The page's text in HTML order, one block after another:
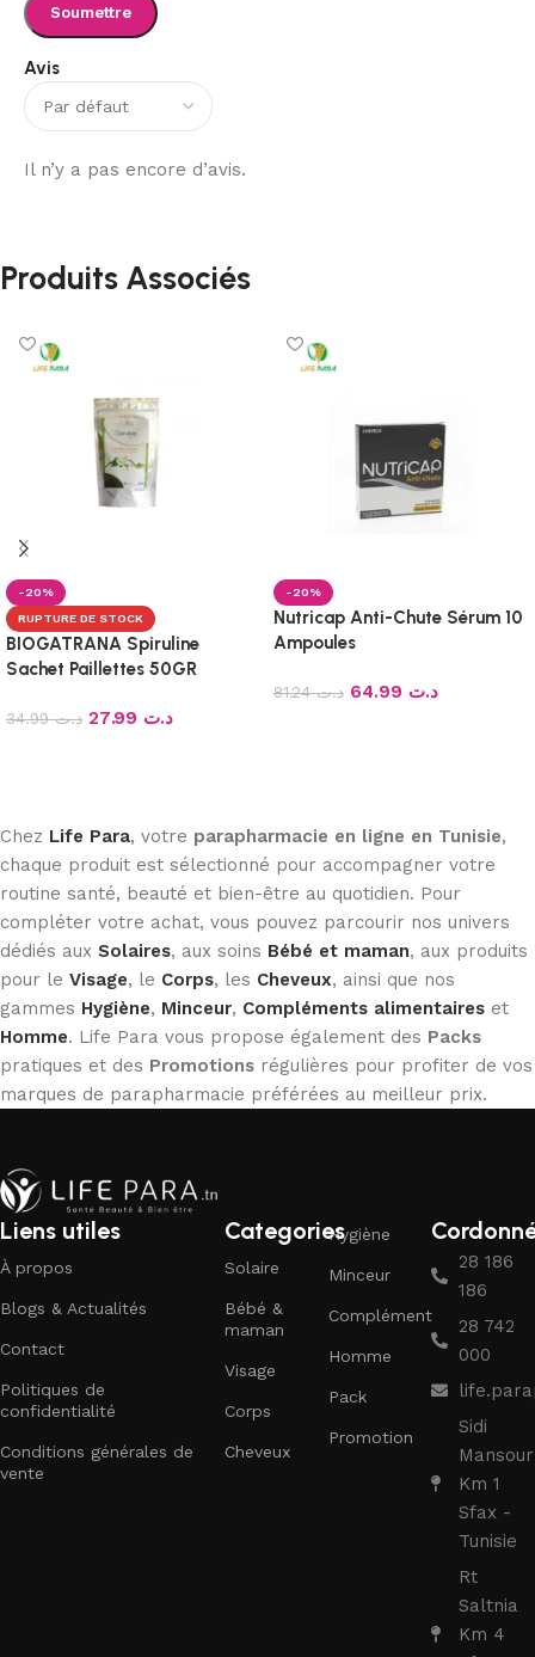
Avis
Il n’y a pas encore d’avis.
Produits Associés
-20%
RUPTURE DE STOCK
BIOGATRANA Spiruline
Sachet Paillettes 50GR
د.ت34.99 د.ت
-20%
Nutricap Anti-Chute Sérum 10
Ampoules
د.ت81.24 د.ت
Chez Life Para, votre parapharmacie en ligne en Tunisie,
chaque produit est sélectionné pour accompagner votre
routine santé, beauté et bien-être au quotidien. Pour
compléter votre achat, vous pouvez parcourir nos univers
dédiés aux Solaires, aux soins Bébé et maman, aux produits
pour le Visage, le Corps, les Cheveux, ainsi que nos
gammes Hygiène, Minceur, Compléments alimentaires et
Homme. Life Para vous propose également des Packs
pratiques et des Promotions régulières pour profiter de vos
marques de parapharmacie préférées au meilleur prix.
Liens utiles
À propos
Blogs & Actualités
Contact
Politiques de
confidentialité
Conditions générales de
vente
Categories
Solaire
Bébé &
maman
Visage
Corps
Cheveux
Hygiène
Minceur
Complément
Homme
Pack
Promotion
28 186
186
28 742
000
Sidi
Mansour
Km 1
Sfax -
Tunisie
Rt
Saltnia
Km 4